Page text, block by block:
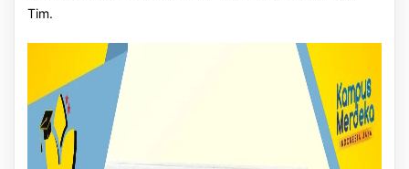
Tim.